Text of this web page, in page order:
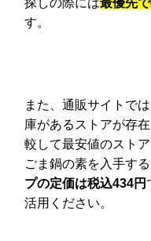
探しの際には最優先
す。
また、通販サイトで
庫があるストアが存
較して最安値のスト
ごま鍋の素を入手す
プの定価は税込434円
活用ください。